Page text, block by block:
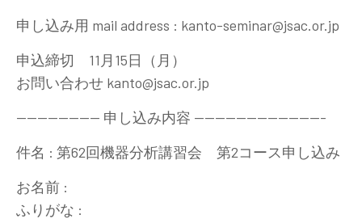
申し込み用 mail address : kanto-seminar@jsac.or.jp
申込締切 11月15日（月）
お問い合わせ kanto@jsac.or.jp
---------------- 申し込み内容 -------------------------
件名 : 第62回機器分析講習会 第2コース申し込み
お名前 :
ふりがな :